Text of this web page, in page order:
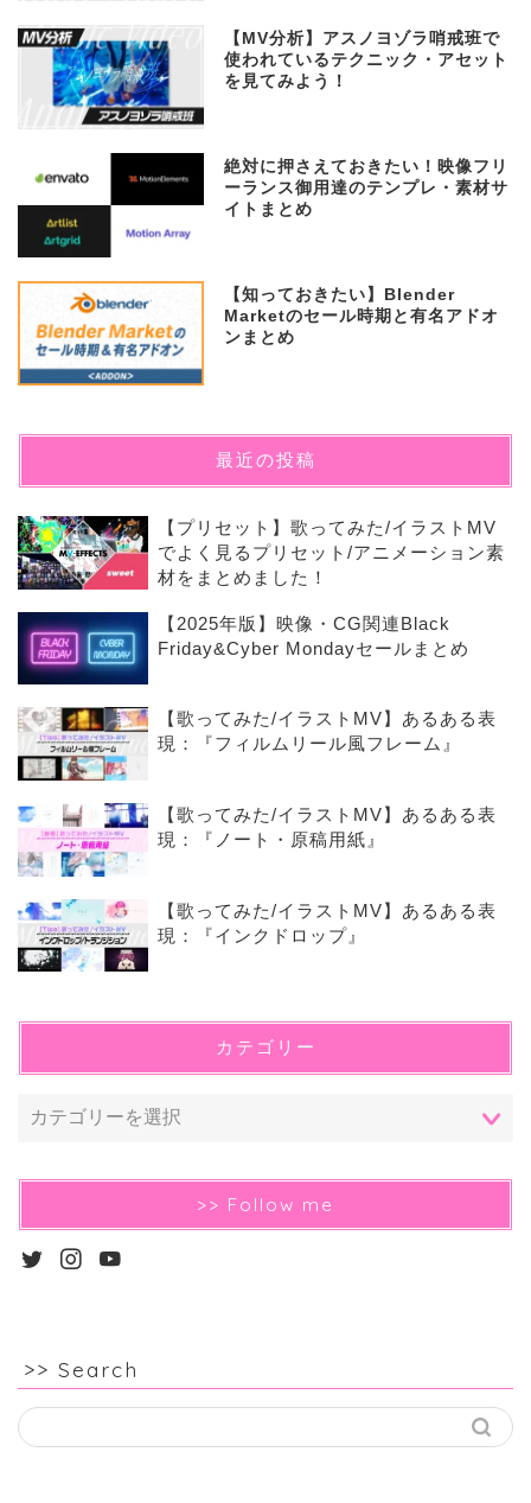
【MV分析】アスノヨゾラ哨戒班で
使われているテクニック・アセット
を見てみよう！
絶対に押さえておきたい！映像フリ
ーランス御用達のテンプレ・素材サ
イトまとめ
【知っておきたい】Blender
Marketのセール時期と有名アドオ
ンまとめ
最近の投稿
【プリセット】歌ってみた/イラストMV
でよく見るプリセット/アニメーション素
材をまとめました！
【2025年版】映像・CG関連Black
Friday&Cyber Mondayセールまとめ
【歌ってみた/イラストMV】あるある表
現：『フィルムリール風フレーム』
【歌ってみた/イラストMV】あるある表
現：『ノート・原稿用紙』
【歌ってみた/イラストMV】あるある表
現：『インクドロップ』
カテゴリー
>> Follow me
>> Search